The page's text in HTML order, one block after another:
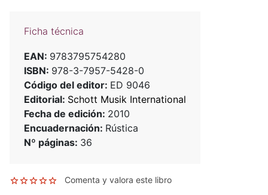
Ficha técnica
EAN: 9783795754280
ISBN: 978-3-7957-5428-0
Código del editor: ED 9046
Editorial: Schott Musik International
Fecha de edición: 2010
Encuadernación: Rústica
Nº páginas: 36
Comenta y valora este libro